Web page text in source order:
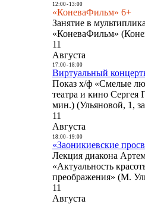
12:00- 13:00
«КоневаФильм» 6+
Занятие в
«КоневаФильм»
11
Августа
17:00- 18:00
Виртуальный
Показ х/ф «Смелые
театра и кино
мин.) (Ульяновой, 1,
11
Августа
18:00- 19:00
«Заоникиевские
Лекция диакона
«Актуальность
преображения» (М.
11
Августа